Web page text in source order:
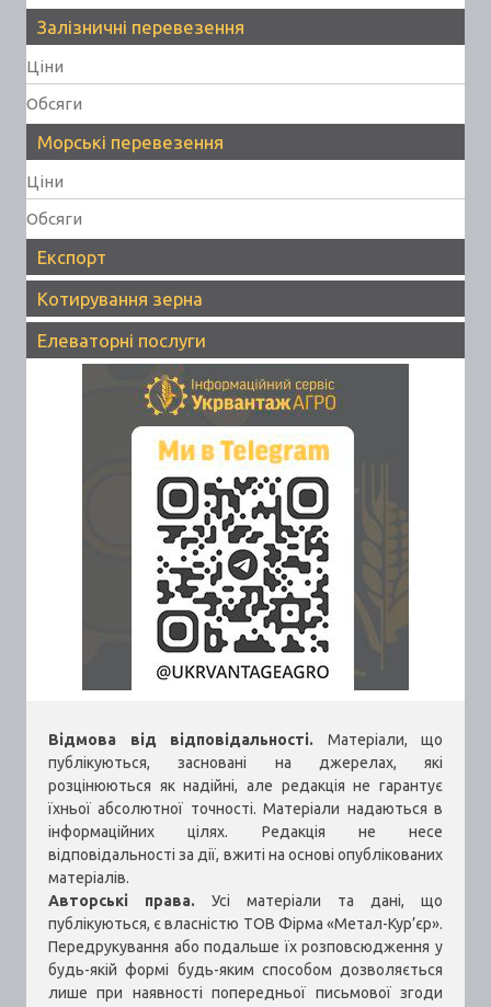
Залізничні перевезення
Ціни
Обсяги
Морські перевезення
Ціни
Обсяги
Експорт
Котирування зерна
Елеваторні послуги
Відмова від відповідальності. Матеріали, що
публікуються, засновані на джерелах, які
розцінюються як надійні, але редакція не гарантує
їхньої абсолютної точності. Матеріали надаються в
інформаційних цілях. Редакція не несе
відповідальності за дії, вжиті на основі опублікованих
матеріалів.
Авторські права. Усі матеріали та дані, що
публікуються, є власністю ТОВ Фірма «Метал-Кур’єр».
Передрукування або подальше їх розповсюдження у
будь-якій формі будь-яким способом дозволяється
лише при наявності попередньої письмової згоди